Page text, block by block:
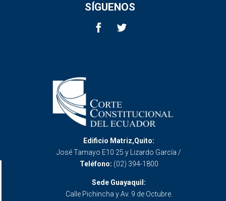
SÍGUENOS
Edificio Matriz,Quito:
José Tamayo E10 25 y Lizardo García /
Teléfono: (02) 394-1800
Sede Guayaquil:
Calle Pichincha y Av. 9 de Octubre.